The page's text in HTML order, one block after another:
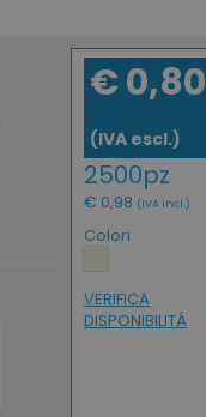
€ 0,80
(IVA escl.)
2500pz
€ 0,98 (IVA incl.)
Colori
VERIFICA
DISPONIBILITÁ